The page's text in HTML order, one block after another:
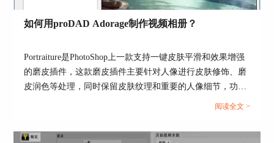
如何用proDAD Adorage制作视频相册？
Portraiture是PhotoShop上一款支持一键皮肤平滑和效果增强
的磨皮插件，这款磨皮插件主要针对人像进行皮肤修饰、磨
皮润色等处理，同时保留皮肤纹理和重要的人像细节，功能
阅读全文 >